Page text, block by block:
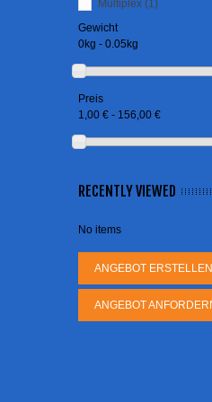
Multiplex (1)
Gewicht
0kg - 0.05kg
Preis
1,00 € - 156,00 €
RECENTLY VIEWED
No items
ANGEBOT
ANGEBOT